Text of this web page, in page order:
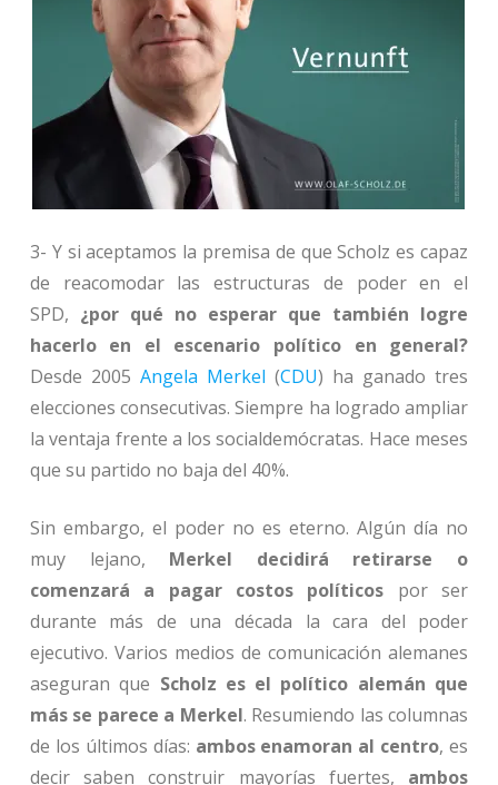
3- Y si aceptamos la premisa de que Scholz es capaz
de reacomodar las estructuras de poder en el
SPD, ¿por qué no esperar que también logre
hacerlo en el escenario político en general?
Desde 2005 Angela Merkel (CDU) ha ganado tres
elecciones consecutivas. Siempre ha logrado ampliar
la ventaja frente a los socialdemócratas. Hace meses
que su partido no baja del 40%.
Sin embargo, el poder no es eterno. Algún día no
muy lejano, Merkel decidirá retirarse o
comenzará a pagar costos políticos por ser
durante más de una década la cara del poder
ejecutivo. Varios medios de comunicación alemanes
aseguran que Scholz es el político alemán que
más se parece a Merkel. Resumiendo las columnas
de los últimos días: ambos enamoran al centro, es
decir saben construir mayorías fuertes, ambos